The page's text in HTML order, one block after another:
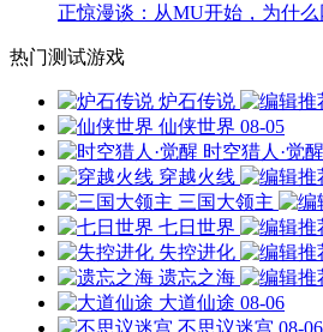
正惊漫谈：从MU开始，为什
热门测试游戏
炉石传说
仙侠世界 08-05
时空猎人·觉醒
穿越火线
三国大领主
七日世界
失控进化
遗忘之海
大道仙途 08-06
不思议迷宫 08-06